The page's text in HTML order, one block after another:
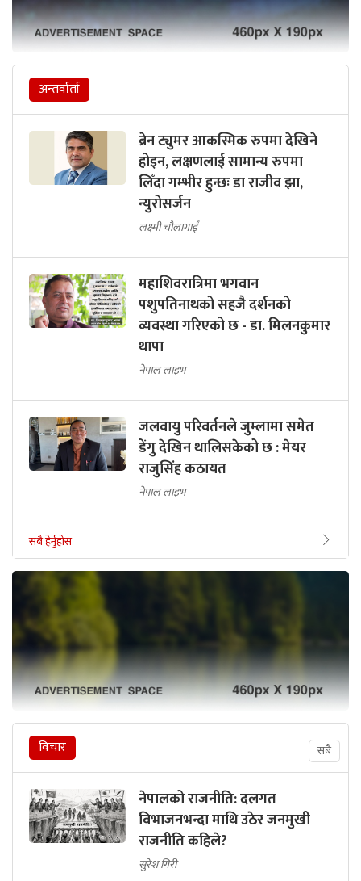
अन्तर्वार्ता
ब्रेन ट्युमर आकस्मिक रुपमा देखिने
होइन, लक्षणलाई सामान्य रुपमा
लिँदा गम्भीर हुन्छः डा राजीव झा,
न्युरोसर्जन
लक्ष्मी चौलागाईं
महाशिवरात्रिमा भगवान
पशुपतिनाथको सहजै दर्शनको
व्यवस्था गरिएको छ - डा. मिलनकुमार
थापा
नेपाल लाइभ
जलवायु परिवर्तनले जुम्लामा समेत
डेंगु देखिन थालिसकेको छ : मेयर
राजुसिंह कठायत
नेपाल लाइभ
सबै हेर्नुहोस
विचार सबै
नेपालको राजनीति: दलगत
विभाजनभन्दा माथि उठेर जनमुखी
राजनीति कहिले?
सुरेश गिरी